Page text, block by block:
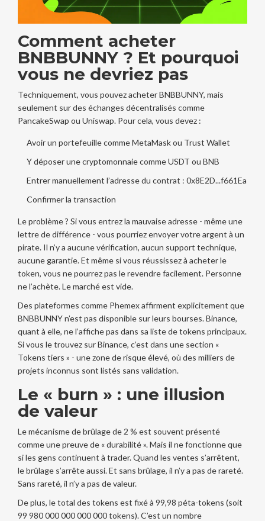
Comment acheter
BNBBUNNY ? Et pourquoi
vous ne devriez pas
Techniquement, vous pouvez acheter BNBBUNNY, mais
seulement sur des échanges décentralisés comme
PancakeSwap ou Uniswap. Pour cela, vous devez :
Avoir un portefeuille comme MetaMask ou Trust Wallet
Y déposer une cryptomonnaie comme USDT ou BNB
Entrer manuellement l’adresse du contrat : 0x8E2D...f661Ea
Confirmer la transaction
Le problème ? Si vous entrez la mauvaise adresse - même une
lettre de différence - vous pourriez envoyer votre argent à un
pirate. Il n’y a aucune vérification, aucun support technique,
aucune garantie. Et même si vous réussissez à acheter le
token, vous ne pourrez pas le revendre facilement. Personne
ne l’achète. Le marché est vide.
Des plateformes comme Phemex affirment explicitement que
BNBBUNNY n’est pas disponible sur leurs bourses. Binance,
quant à elle, ne l’affiche pas dans sa liste de tokens principaux.
Si vous le trouvez sur Binance, c’est dans une section «
Tokens tiers » - une zone de risque élevé, où des milliers de
projets inconnus sont listés sans validation.
Le « burn » : une illusion
de valeur
Le mécanisme de brûlage de 2 % est souvent présenté
comme une preuve de « durabilité ». Mais il ne fonctionne que
si les gens continuent à trader. Quand les ventes s’arrêtent,
le brûlage s’arrête aussi. Et sans brûlage, il n’y a pas de rareté.
Sans rareté, il n’y a pas de valeur.
De plus, le total des tokens est fixé à 99,98 péta-tokens (soit
99 980 000 000 000 000 tokens). C’est un nombre